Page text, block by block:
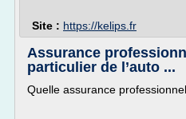
Site : https://kelips.fr
Assurance
particulier de l’auto ...
Quelle assurance